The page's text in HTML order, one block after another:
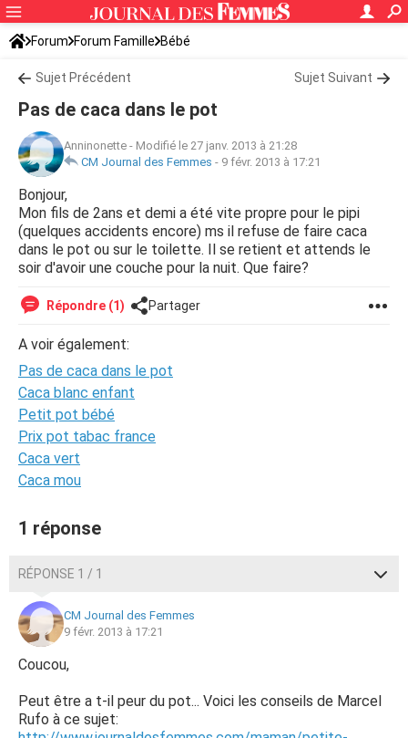
Forum Forum Famille Bébé
Sujet Précédent Sujet Suivant
Pas de caca dans le pot
Anninonette - Modifié le 27 janv. 2013 à 21:28
CM Journal des Femmes - 9 févr. 2013 à 17:21
Bonjour,
Mon fils de 2ans et demi a été vite propre pour le pipi
(quelques accidents encore) ms il refuse de faire caca
dans le pot ou sur le toilette. Il se retient et attends le
soir d'avoir une couche pour la nuit. Que faire?
Répondre (1) Partager
A voir également:
Pas de caca dans le pot
Caca blanc enfant
Petit pot bébé
Prix pot tabac france
Caca vert
Caca mou
1 réponse
RÉPONSE 1 / 1
CM Journal des Femmes
9 févr. 2013 à 17:21
Coucou,
Peut être a t-il peur du pot... Voici les conseils de Marcel
Rufo à ce sujet: